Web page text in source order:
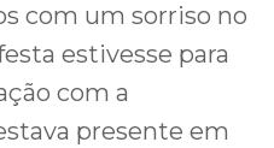
com um sorriso no
estivesse para
com a
presente em